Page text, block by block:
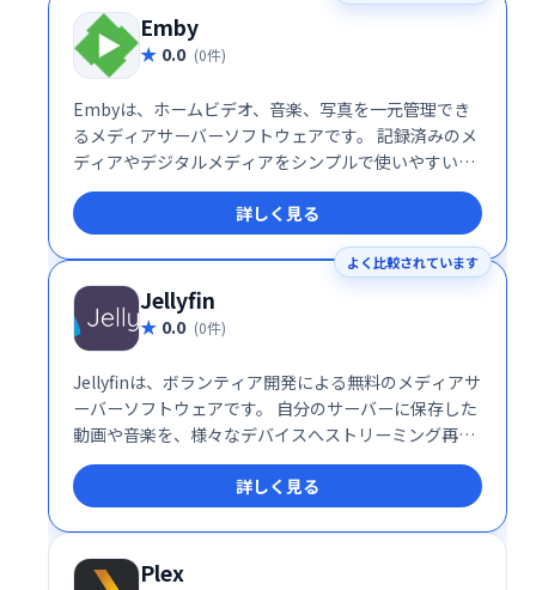
Emby
0.0 (0件)
Embyは、ホームビデオ、音楽、写真を一元管理でき
るメディアサーバーソフトウェアです。 記録済みのメ
ディアやデジタルメディアをシンプルで使いやすいイ
ンターフェースで表示し、様々なデバイスでの再生を
可能にします。 Embyサーバーはメディアを自動変
換・ストリーミングするため、デバイスを選ばずに快
適に楽しめます。 自宅のメディアライブラリを簡単に
整理・共有したい方におすすめです。
詳しく見る
よく比較されています
Jellyfin
0.0 (0件)
Jellyfinは、ボランティア開発による無料のメディアサ
ーバーソフトウェアです。 自分のサーバーに保存した
動画や音楽を、様々なデバイスへストリーミング再生
できます。 自由にメディアを管理し、自分だけの方法
でエンターテイメントを楽しめます。 広告や制限もな
く、プライバシーを重視したメディア体験を提供しま
す。
詳しく見る
Plex